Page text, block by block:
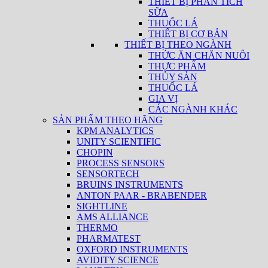
SỮA
THUỐC LÁ
THIẾT BỊ CƠ BẢN
THIẾT BỊ THEO NGÀNH
THỨC ĂN CHĂN NUÔI
THỰC PHẨM
THỦY SẢN
THUỐC LÁ
GIA VỊ
CÁC NGÀNH KHÁC
SẢN PHẨM THEO HÃNG
KPM ANALYTICS
UNITY SCIENTIFIC
CHOPIN
PROCESS SENSORS
SENSORTECH
BRUINS INSTRUMENTS
ANTON PAAR - BRABENDER
SIGHTLINE
AMS ALLIANCE
THERMO
PHARMATEST
OXFORD INSTRUMENTS
AVIDITY SCIENCE